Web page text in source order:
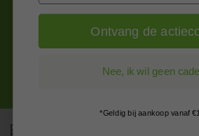
Alle prijzen
Ontvang de
Nee, ik wil geen
*Geldig bij aankoop vanaf